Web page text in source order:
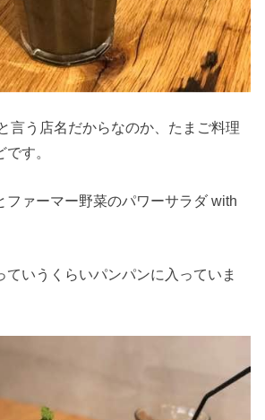
言う店名だからなのか、たまご料理
す。
ファーマー野菜のパワーサラダ with
ていうくらいパンパンに入っていま